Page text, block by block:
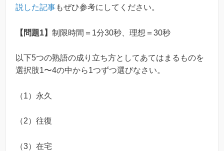
説した記事もぜひ参考にしてください。
【問題1】 制限時間＝1分30秒、理想＝30秒
以下5つの熟語の成り立ち方としてあてはまるものを
選択肢1〜4の中から1つずつ選びなさい。
（1）永久
（2）往復
（3）在宅